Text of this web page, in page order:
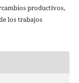
productivos,
los trabajos